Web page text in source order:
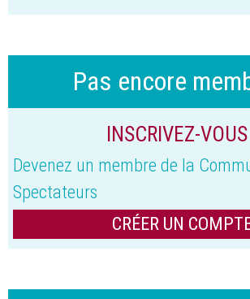
Pas encore
INSCRIVEZ-
Devenez un membre de la
Spectateurs
CRÉER UN